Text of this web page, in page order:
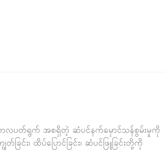
ာလပတ်ရွက် အစရှိတဲ့ ဆံပင်နက်မှောင်သန်စွမ်းမှုကို
ြင်း၊ ထိပ်ပြောင်ခြင်း၊ ဆံပင်ဖြူခြင်းတို့ကို